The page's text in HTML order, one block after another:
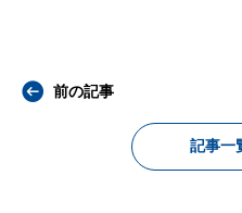
前の記事
記事一